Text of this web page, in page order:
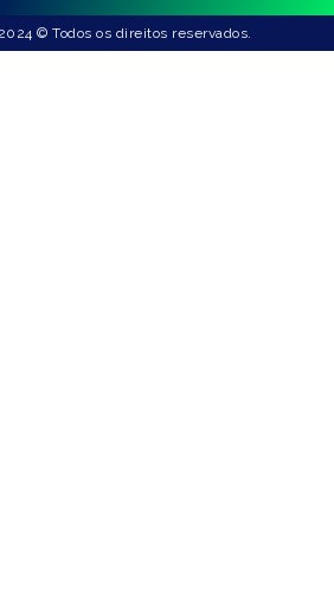
© Todos os direitos reservados.